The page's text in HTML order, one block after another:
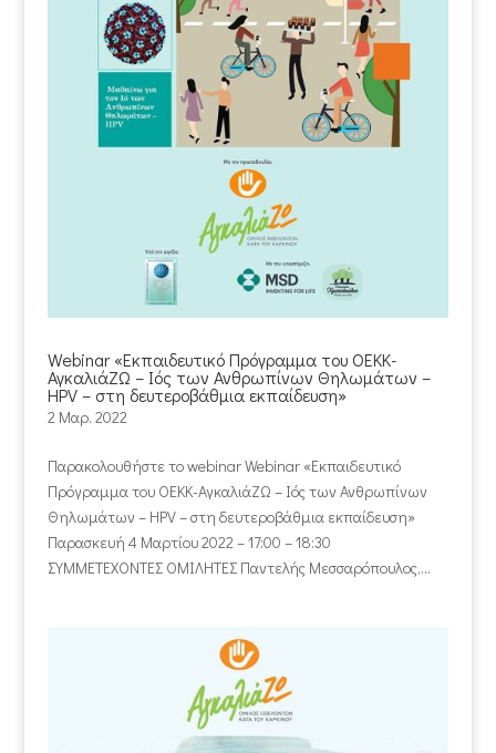
Webinar «Εκπαιδευτικό Πρόγραμμα του ΟΕΚΚ-
ΑγκαλιάΖΩ – Ιός των Ανθρωπίνων Θηλωμάτων –
HPV – στη δευτεροβάθμια εκπαίδευση»
2 Μαρ. 2022
Παρακολουθήστε το webinar Webinar «Εκπαιδευτικό
Πρόγραμμα του ΟΕΚΚ-ΑγκαλιάΖΩ – Ιός των Ανθρωπίνων
Θηλωμάτων – HPV – στη δευτεροβάθμια εκπαίδευση»
Παρασκευή 4 Μαρτίου 2022 – 17:00 – 18:30
ΣΥΜΜΕΤΕΧΟΝΤΕΣ ΟΜΙΛΗΤΕΣ Παντελής Μεσσαρόπουλος,...